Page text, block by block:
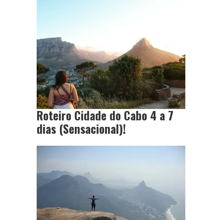
Roteiro Cidade do Cabo 4 a 7
dias (Sensacional)!